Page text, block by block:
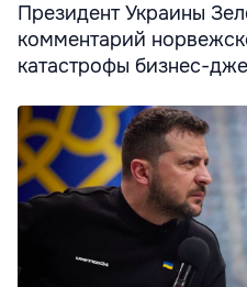
Президент Украины
комментарий
катастрофы бизнес-